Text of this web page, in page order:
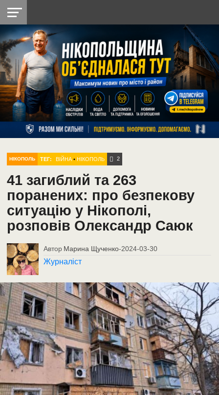
НІКОПОЛЬ
РАЙОН
СІЧЕСЛАВСЬКА
УКРАЇНА
РЕТРО
НІКОПОЛЬ
ЛАЙТ
УКРАЇНА
ДОПОМОГА
РАДІО
НІКОПОЛЬ ТЕГ: ВІЙНА •НІКОПОЛЬ 2
41 загиблий та 263
поранених: про безпекову
ситуацію у Нікополі,
розповів Олександр Саюк
Автор Марина Щученко-2024-03-30
Журналіст